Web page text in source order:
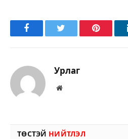
FacebookTwitter Pinterest
Урлаг
Вэбсайт
ТӨСТЭЙ НИЙТЛЭЛ